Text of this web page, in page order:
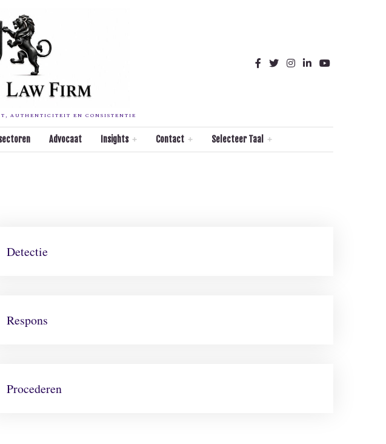
AUTHENTICITEIT EN CONSISTENTIE
Advocaat Insights Contact Selecteer Taal
Detectie
Respons
Procederen